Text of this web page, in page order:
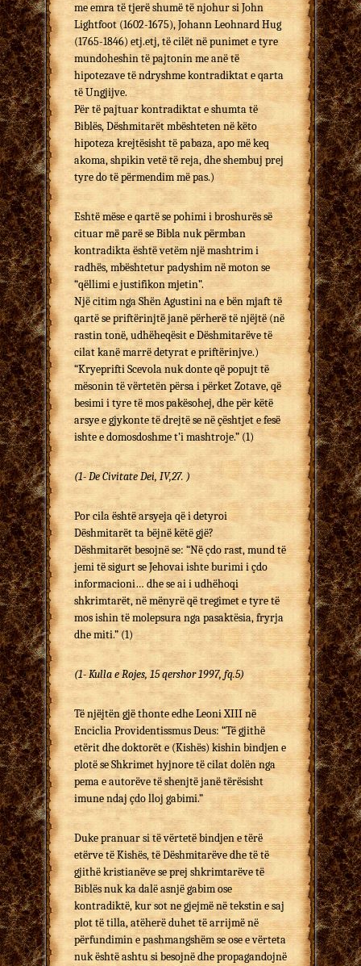
me emra të tjerë shumë të njohur si John
Lightfoot (1602-1675), Johann Leohnard Hug
(1765-1846) etj.etj, të cilët në punimet e tyre
mundoheshin të pajtonin me anë të
hipotezave të ndryshme kontradiktat e qarta
të Ungjijve.
Për të pajtuar kontradiktat e shumta të
Biblës, Dëshmitarët mbështeten në këto
hipoteza krejtësisht të pabaza, apo më keq
akoma, shpikin vetë të reja, dhe shembuj prej
tyre do të përmendim më pas.)
Eshtë mëse e qartë se pohimi i broshurës së
cituar më parë se Bibla nuk përmban
kontradikta është vetëm një mashtrim i
radhës, mbështetur padyshim në moton se
“qëllimi e justifikon mjetin”.
Një citim nga Shën Agustini na e bën mjaft të
qartë se priftërinjtë janë përherë të njëjtë (në
rastin tonë, udhëheqësit e Dëshmitarëve të
cilat kanë marrë detyrat e priftërinjve.)
“Kryeprifti Scevola nuk donte që popujt të
mësonin të vërtetën përsa i përket Zotave, që
besimi i tyre të mos pakësohej, dhe për këtë
arsye e gjykonte të drejtë se në çështjet e fesë
ishte e domosdoshme t’i mashtroje.” (1)
(1- De Civitate Dei, IV,27. )
Por cila është arsyeja që i detyroi
Dëshmitarët ta bëjnë këtë gjë?
Dëshmitarët besojnë se: “Në çdo rast, mund të
jemi të sigurt se Jehovai ishte burimi i çdo
informacioni… dhe se ai i udhëhoqi
shkrimtarët, në mënyrë që tregimet e tyre të
mos ishin të molepsura nga pasaktësia, fryrja
dhe miti.” (1)
(1- Kulla e Rojes, 15 qershor 1997, fq.5)
Të njëjtën gjë thonte edhe Leoni XIII në
Enciclia Providentissmus Deus: “Të gjithë
etërit dhe doktorët e (Kishës) kishin bindjen e
plotë se Shkrimet hyjnore të cilat dolën nga
pema e autorëve të shenjtë janë tërësisht
imune ndaj çdo lloj gabimi.”
Duke pranuar si të vërtetë bindjen e tërë
etërve të Kishës, të Dëshmitarëve dhe të të
gjithë kristianëve se prej shkrimtarëve të
Biblës nuk ka dalë asnjë gabim ose
kontradiktë, kur sot ne gjejmë në tekstin e saj
plot të tilla, atëherë duhet të arrijmë në
përfundimin e pashmangshëm se ose e vërteta
nuk është ashtu si besojnë dhe propagandojnë